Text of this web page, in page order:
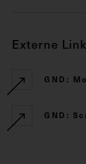
Externe
GND:
GND: